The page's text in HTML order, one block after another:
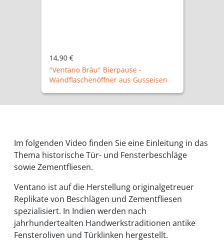
14,90 €
"Ventano Bräu" Bierpause -
Wandflaschenöffner aus Gusseisen
Im folgenden Video finden Sie eine Einleitung in das
Thema historische Tür- und Fensterbeschläge
sowie Zementfliesen.
Ventano ist auf die Herstellung originalgetreuer
Replikate von Beschlägen und Zementfliesen
spezialisiert. In Indien werden nach
jahrhundertealten Handwerkstraditionen antike
Fensteroliven und Türklinken hergestellt.